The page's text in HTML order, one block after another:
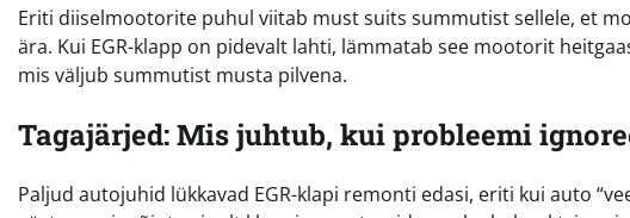
Eriti diiselmootorite puhul viitab must suits summutist sellele, et
ära. Kui EGR-klapp on pidevalt lahti, lämmatab see mootorit
mis väljub summutist musta pilvena.
Tagajärjed: Mis juhtub, kui probleemi
Paljud autojuhid lükkavad EGR-klapi remonti edasi, eriti kui auto